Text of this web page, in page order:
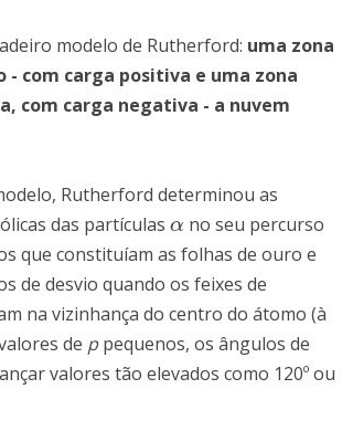
modelo de Rutherford: uma zona
- com carga positiva e uma zona
com carga negativa - a nuvem
Rutherford determinou as
das partículas α
α no seu percurso
que constituíam as folhas de ouro e
de desvio quando os feixes de
na vizinhança do centro do átomo (à
de ppequenos, os ângulos de
valores tão elevados como 120º ou